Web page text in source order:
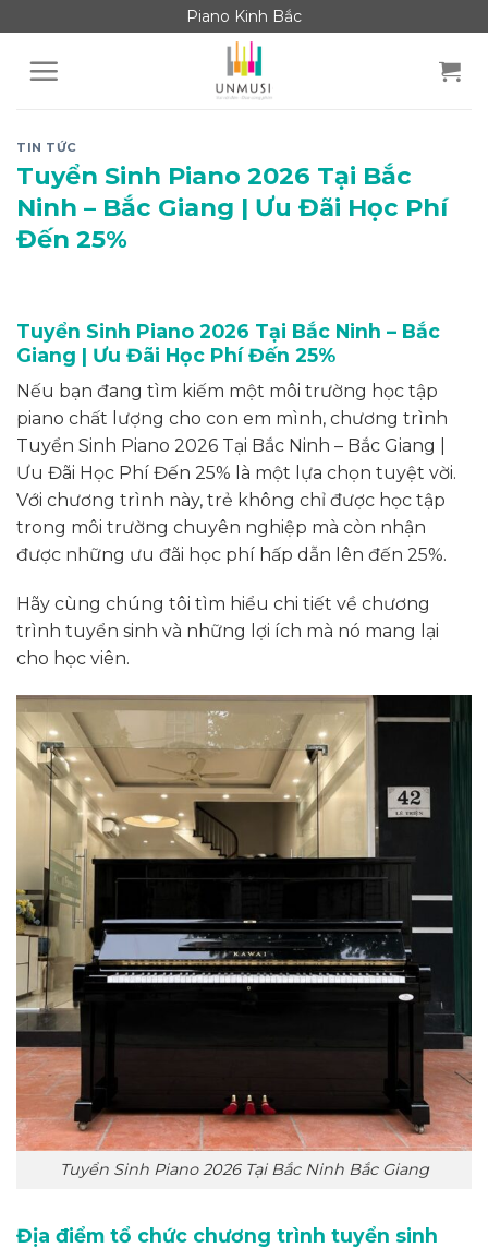
to
content
Piano Kinh Bắc
TIN TỨC
Tuyển Sinh Piano 2026 Tại Bắc
Ninh – Bắc Giang | Ưu Đãi Học Phí
Đến 25%
Tuyển Sinh Piano 2026 Tại Bắc Ninh – Bắc
Giang | Ưu Đãi Học Phí Đến 25%
Nếu bạn đang tìm kiếm một môi trường học tập
piano chất lượng cho con em mình, chương trình
Tuyển Sinh Piano 2026 Tại Bắc Ninh – Bắc Giang |
Ưu Đãi Học Phí Đến 25% là một lựa chọn tuyệt vời.
Với chương trình này, trẻ không chỉ được học tập
trong môi trường chuyên nghiệp mà còn nhận
được những ưu đãi học phí hấp dẫn lên đến 25%.
Hãy cùng chúng tôi tìm hiểu chi tiết về chương
trình tuyển sinh và những lợi ích mà nó mang lại
cho học viên.
Tuyển Sinh Piano 2026 Tại Bắc Ninh Bắc Giang
Địa điểm tổ chức chương trình tuyển sinh